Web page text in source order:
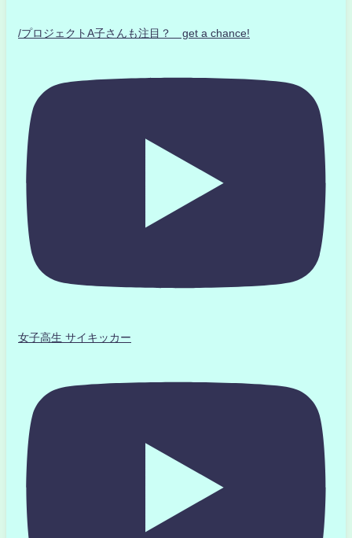
/プロジェクトA子さんも注目？ get a chance!
女子高生 サイキッカー